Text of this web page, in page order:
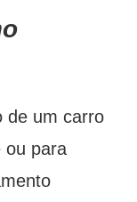
de um carro
ou para